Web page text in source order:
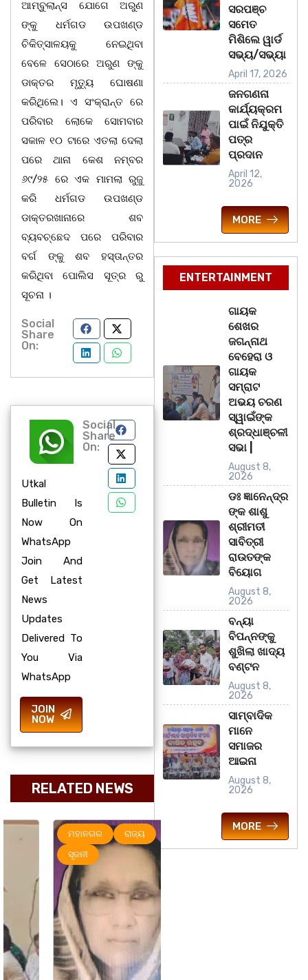
ଆମ୍ବୁଲାନ୍ସ ଯୋଗେ ଅରୁଣ
ଙ୍କୁ ଧର୍ମଗଡ ଉପଖଣ୍ଡ
ଚିକିତ୍ସାଳୟକୁ ନେଇଥିବା
ବେଳେ ସେଠାରେ ଅରୁଣ ଙ୍କୁ
ଡାକ୍ତର ମୃତ୍ୟୁ ଘୋଷଣା
କରିଥିଲେ। ଏ ସଂକ୍ରାନ୍ତ ରେ
ପରିବାର ଲୋକେ ସୋମବାର
ସକାଳ ୧୦ ଟାରେ ଏତଲା ଦେଲା
ପରେ ଥାନା କେଶ ନମ୍ବର
୬୯/୨୫ ରେ ଏକ ମାମଲା ରୁଜୁ
କରି ଧର୍ମଗଡ ଉପଖଣ୍ଡ
ଡାକ୍ତରଖାନାରେ ଶବ
ବ୍ୟବଚ୍ଛେଦ ପରେ ପରିବାର
ବର୍ଗ ଙ୍କୁ ଶବ ହସ୍ତାନ୍ତର
କରିଥିବା ପୋଲିସ ସୂତ୍ର ରୁ
ସୂଚନା ।
Social
Share
On:
Utkal
Bulletin Is
Now On
WhatsApp
Join And
Get Latest
News
Updates
Delivered To
You Via
WhatsApp
JOIN
NOW
Social
Share
On:
RELATED NEWS
ମହାନଗର
ରାଜ୍ୟ
ରାଜ୍ୟ
ସରପଞ୍ଚ
ସମେତ
ମିଶିଲେ ୱାର୍ଡ
ସଭ୍ୟ/ସଭ୍ୟା
April 17, 2026
ଜନଗଣନା
କାର୍ଯ୍ୟକ୍ରମ
ପାଇଁ ନିଯୁକ୍ତି
ପତ୍ର
ପ୍ରଦାନ
April 12,
2026
MORE
ENTERTAINMENT
ଗାୟକ
ଶେଖର
ଜଗନ୍ନାଥ
ବେହେରା ଓ
ଗାୟକ
ସମ୍ରାଟ
ଅଭୟ ଚରଣ
ସ୍ୱାଇଁଙ୍କ
ଶ୍ରଦ୍ଧାଞ୍ଚଳୀ
ସଭା |
August 8,
2026
ଡଃ ଜ୍ଞାନେନ୍ଦ୍ର
ଙ୍କ ଶାଶୁ
ଶ୍ରୀମତୀ
ସାବିତ୍ରୀ
ରାଉତଙ୍କ
ବିୟୋଗ
August 8,
2026
ବନ୍ୟା
ବିପନ୍ନଙ୍କୁ
ଶୁଖିଲା ଖାଦ୍ୟ
ବଣ୍ଟନ
August 8,
2026
ସାମ୍ବାଦିକ
ମାନେ
ସମାଜର
ଆଇନା
August 8,
2026
MORE